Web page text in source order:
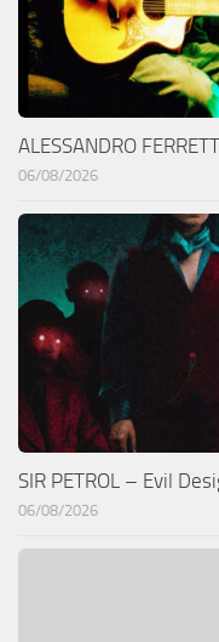
ALESSANDRO
06/08/2026
SIR PETROL – Evil
06/08/2026